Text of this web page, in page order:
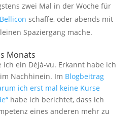
zwei Mal in der Woche für
Bellicon schaffe, oder abends mit
Spaziergang mache.
Monats
ich ein Déjà-vu. Erkannt habe ich
Nachhinein. Im Blogbeitrag
ich erst mal keine Kurse
habe ich berichtet, dass ich
eines anderen mehr zu